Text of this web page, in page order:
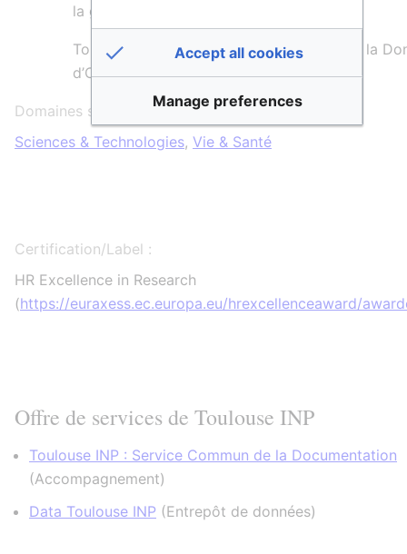
la gestion des données de recherche.
Toulouse INP est partenaire de l'Atelier de la
d’Occitanie Ouest, ADOO.
Domaines scientifiques :
Sciences & Technologies, Vie & Santé
Certification/Label :
HR Excellence in Research
(https://euraxess.ec.europa.eu/hrexcellenceaward/
Offre de services de Toulouse INP
Toulouse INP : Service Commun de la Documentation
(Accompagnement)
Data Toulouse INP (Entrepôt de données)
Accept all cookies
Manage preferences